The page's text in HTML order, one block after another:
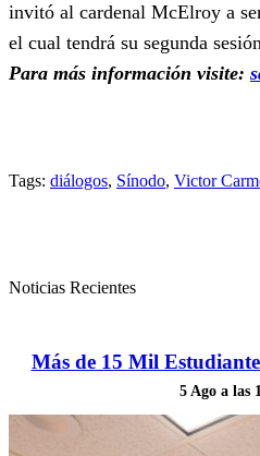
invitó al cardenal McElroy a
el cual tendrá su segunda
Para más información visite:
Tags: diálogos, Sínodo, Victor
Noticias Recientes
Más de 15 Mil
5 Ago a las